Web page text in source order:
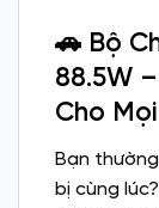
🚗 Bộ
88.5W
Cho
Bạn
bị cùng lúc?